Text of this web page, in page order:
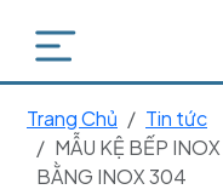
Trang Chủ
Tin tức
MẪU KỆ BẾP
BẰNG INOX 304